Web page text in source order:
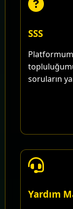
SSS
soruların
Yardım